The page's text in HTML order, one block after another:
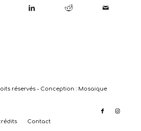
réservés - Conception : Mosaique
Contact